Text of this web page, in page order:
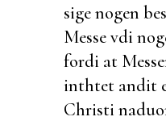
sige nogen
Messe vdi
fordi at
inthtet andit
Christi